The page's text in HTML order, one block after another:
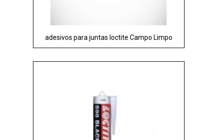
adesivos para juntas loctite Campo Limpo